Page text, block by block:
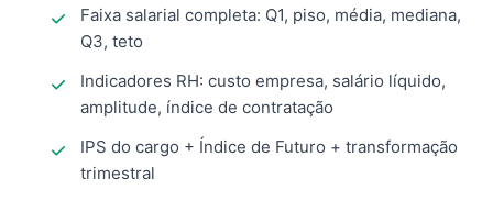
Faixa salarial completa: Q1, piso, média, mediana,
Q3, teto
Indicadores RH: custo empresa, salário líquido,
amplitude, índice de contratação
IPS do cargo + Índice de Futuro + transformação
trimestral